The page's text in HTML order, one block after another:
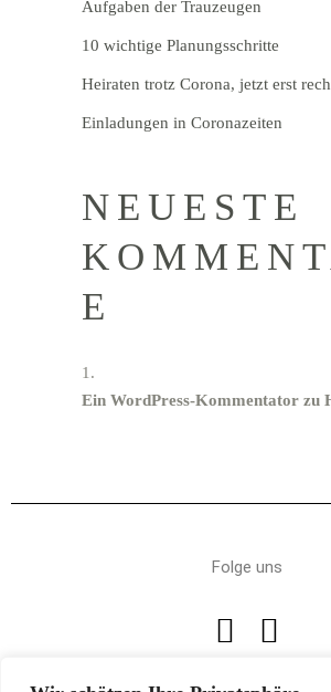
Aufgaben der Trauzeugen
10 wichtige Planungsschritte
Heiraten trotz Corona, jetzt erst
Einladungen in Coronazeiten
NEUESTE
E
Ein WordPress-Kommentator zu
Folge uns